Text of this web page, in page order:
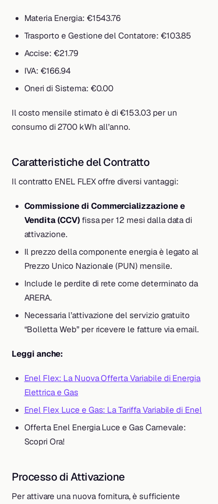
Materia Energia: €1543.76
Trasporto e Gestione del Contatore: €103.85
Accise: €21.79
IVA: €166.94
Oneri di Sistema: €0.00
Il costo mensile stimato è di €153.03 per un
consumo di 2700 kWh all’anno.
Caratteristiche del Contratto
Il contratto ENEL FLEX offre diversi vantaggi:
Commissione di Commercializzazione e
Vendita (CCV)fissa per 12 mesi dalla data di
attivazione.
Il prezzo della componente energia è legato al
Prezzo Unico Nazionale (PUN) mensile.
Include le perdite di rete come determinato da
ARERA.
Necessaria l’attivazione del servizio gratuito
“Bolletta Web” per ricevere le fatture via email.
Leggi anche:
Enel Flex: La Nuova Offerta Variabile di Energia
Elettrica e Gas
Enel Flex Luce e Gas: La Tariffa Variabile di Enel
Offerta Enel Energia Luce e Gas Carnevale:
Scopri Ora!
Processo di Attivazione
Per attivare una nuova fornitura, è sufficiente